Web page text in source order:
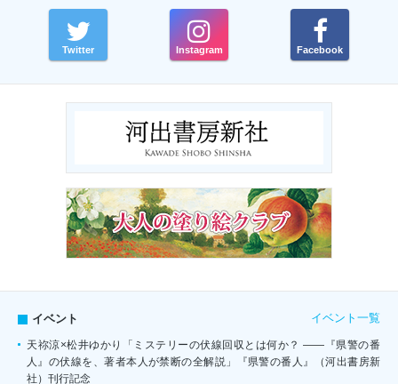
Twitter Instagram Facebook
イベント イベント一覧
天祢涼×松井ゆかり「ミステリーの伏線回収とは何か？ ――『県警の番
人』の伏線を、著者本人が禁断の全解説」『県警の番人』（河出書房新
社）刊行記念